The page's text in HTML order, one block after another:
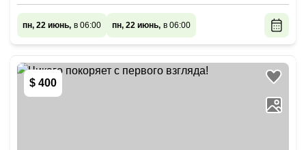
пн, 22 июнь, в 06:00 пн, 22 июнь, в 06:00
$ 400